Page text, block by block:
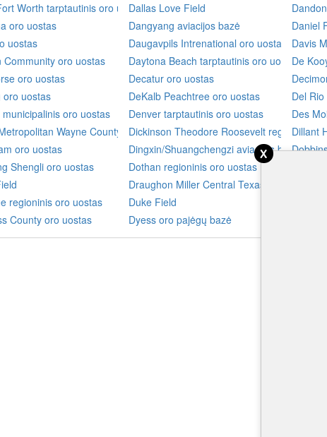
Worth tarptautinis oro uostasDallas Love Field
oro uostas Dangyang aviacijos bazė
Daniel
uostas Daugavpils Intrenational oro uostas
Davis
Community oro uostas Daytona Beach tarptautinis oro uostasDe
oro uostas Decatur oro uostas
oro uostas DeKalb Peachtree oro uostas
Del
municipalinis oro uostas Denver tarptautinis oro uostas
Des
Wayne County oro uostasDickinson Theodore Roosevelt regioninis
Dillant
oro uostas Dingxin/Shuangchengzi aviacijos bazė
Shengli oro uostas Dothan regioninis oro uostas
Draughon Miller Central Texas regioninis oro
regioninis oro uostas Duke Field
County oro uostas Dyess oro pajėgų bazė
x